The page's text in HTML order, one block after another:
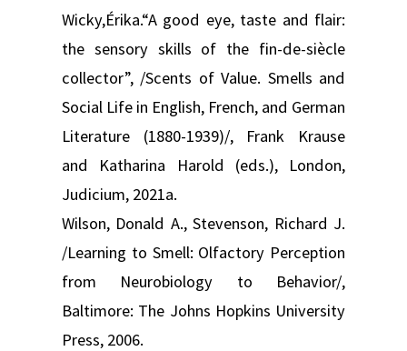
Wicky,Érika.“A good eye, taste and flair:
the sensory skills of the fin-de-siècle
collector”, /Scents of Value. Smells and
Social Life in English, French, and German
Literature (1880-1939)/, Frank Krause
and Katharina Harold (eds.), London,
Judicium, 2021a.
Wilson, Donald A., Stevenson, Richard J.
/Learning to Smell: Olfactory Perception
from Neurobiology to Behavior/,
Baltimore: The Johns Hopkins University
Press, 2006.